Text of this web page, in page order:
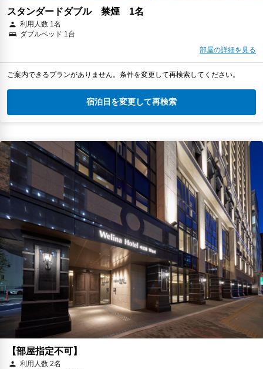
スタンダードダブル 禁煙 1名
利用人数 1名
ダブルベッド 1台
部屋の詳細を見る
ご案内できるプランがありません。条件を変更して再検索してください。
宿泊日を変更して再検索
【部屋指定不可】
利用人数 2名